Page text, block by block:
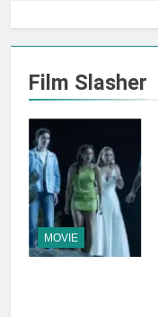
Film Slasher
MOVIE